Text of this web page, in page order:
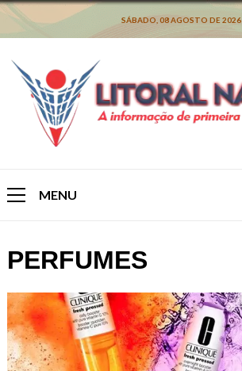
Skip
content
SÁBADO, 08 AGOSTO DE 2026
PrimaryMENU
PERFUMES